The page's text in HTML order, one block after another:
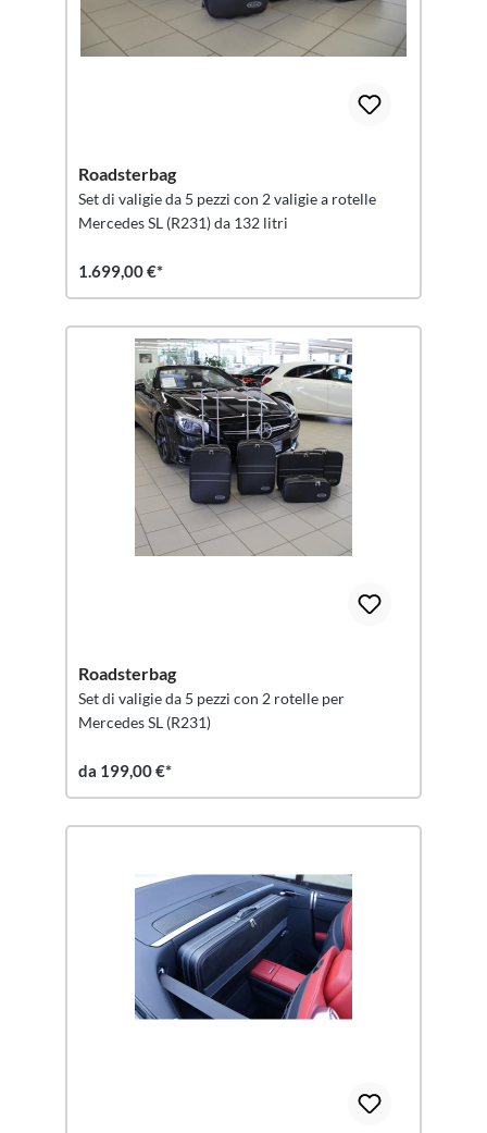
Roadsterbag
Set di valigie da 5 pezzi con 2 valigie a rotelle
Mercedes SL (R231) da 132 litri
1.699,00 €*
Roadsterbag
Set di valigie da 5 pezzi con 2 rotelle per
Mercedes SL (R231)
da 199,00 €*